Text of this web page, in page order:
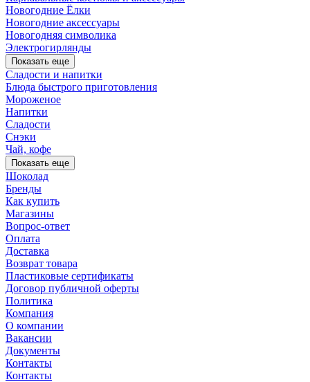
Новогодние Ёлки
Новогодние аксессуары
Новогодняя символика
Электрогирлянды
Показать еще
Сладости и напитки
Блюда быстрого приготовления
Мороженое
Напитки
Сладости
Снэки
Чай, кофе
Показать еще
Шоколад
Бренды
Как купить
Магазины
Вопрос-ответ
Оплата
Доставка
Возврат товара
Пластиковые сертификаты
Договор публичной оферты
Политика
Компания
О компании
Вакансии
Документы
Контакты
Контакты